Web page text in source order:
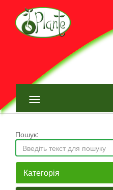
Пошук:
Категорія